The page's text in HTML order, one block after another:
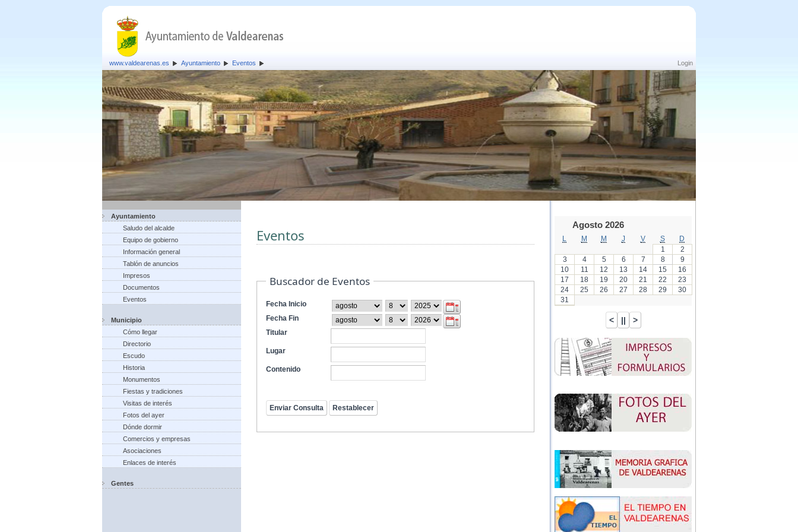
Login
www.valdearenas.es Ayuntamiento Eventos
Ayuntamiento
Saludo del alcalde
Equipo de gobierno
Información general
Tablón de anuncios
Impresos
Documentos
Eventos
Municipio
Cómo llegar
Directorio
Escudo
Historia
Monumentos
Fiestas y tradiciones
Visitas de interés
Fotos del ayer
Dónde dormir
Comercios y empresas
Asociaciones
Enlaces de interés
Gentes
Eventos
Buscador de Eventos
Fecha Inicio
Fecha Fin
Titular
Lugar
Contenido
Agosto 2026
M M J V S
D
1
2
3
4 5 6 7 8
9
10
11 12 13 14 15
16
17
18 19 20 21 22
23
24
25 26 27 28 29
30
31